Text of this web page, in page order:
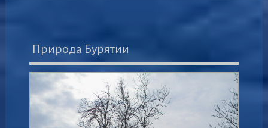
Природа Бурятии